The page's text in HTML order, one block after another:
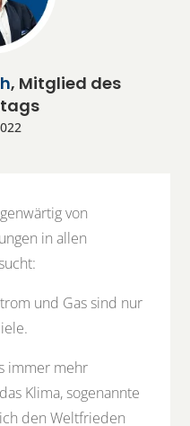
, Mitglied des
von
in allen
und Gas sind nur
immer mehr
Klima, sogenannte
den Weltfrieden